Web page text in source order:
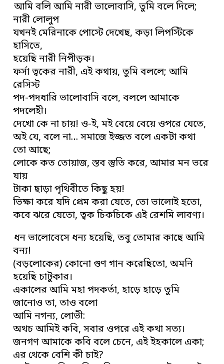
আমি বলি আমি নারী ভালোবাসি, তুমি বলে দিলে;
নারী লোলুপ
যখনই মেরিনাকে পোস্টে দেখেছ, কড়া লিপস্টিকে
হাসিতে,
হয়েছি নারী নিপীড়ক।
ফর্সা ত্বকের নারী, এই কথায়, তুমি বললে; আমি
রেসিস্ট
পদ-পদধারি ভালোবাসি বলে, বললে আমাকে
পদলেহী।
দেখো কে না চায়! ও-ই, মই বেয়ে বেয়ে ওপরে যেতে,
অই যে, বলে না… সমাজে ইজ্জত বলে একটা কথা
তো আছে;
লোকে কত তোয়াজ, স্তব স্তুতি করে, আমার মন ভরে
যায়
টাকা ছাড়া পৃথিবীতে কিছু হয়!
ভিক্ষা করে যদি প্রেম করা যেতে, তো ভালোই হতো,
কবে ঝরে যেতো, ত্বক চিকচিকে এই রেশমি লাবণ্য।
ধন ভালোবেসে ধন্য হয়েছি, তবু তোমার কাছে আমি
বন্য!
(বড়লোকের) কোনো গুণ গান করেছিতো, অমনি
হয়েছি চাটুকার।
একালের আমি মহা পদকর্তা, হাড়ে হাড়ে তুমি
জানোও তা, তাও বলো
আমি নগন্য, লোভী:
অথচ আমিই কবি, সবার ওপরে এই কথা সত্য।
জনগণ আমাকে কবি বলে চেনে, এই ইহকালে একা;
এর থেকে বেশি কী চাই?